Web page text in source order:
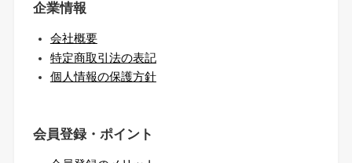
企業情報
会社概要
特定商取引法の表記
個人情報の保護方針
会員登録・ポイント